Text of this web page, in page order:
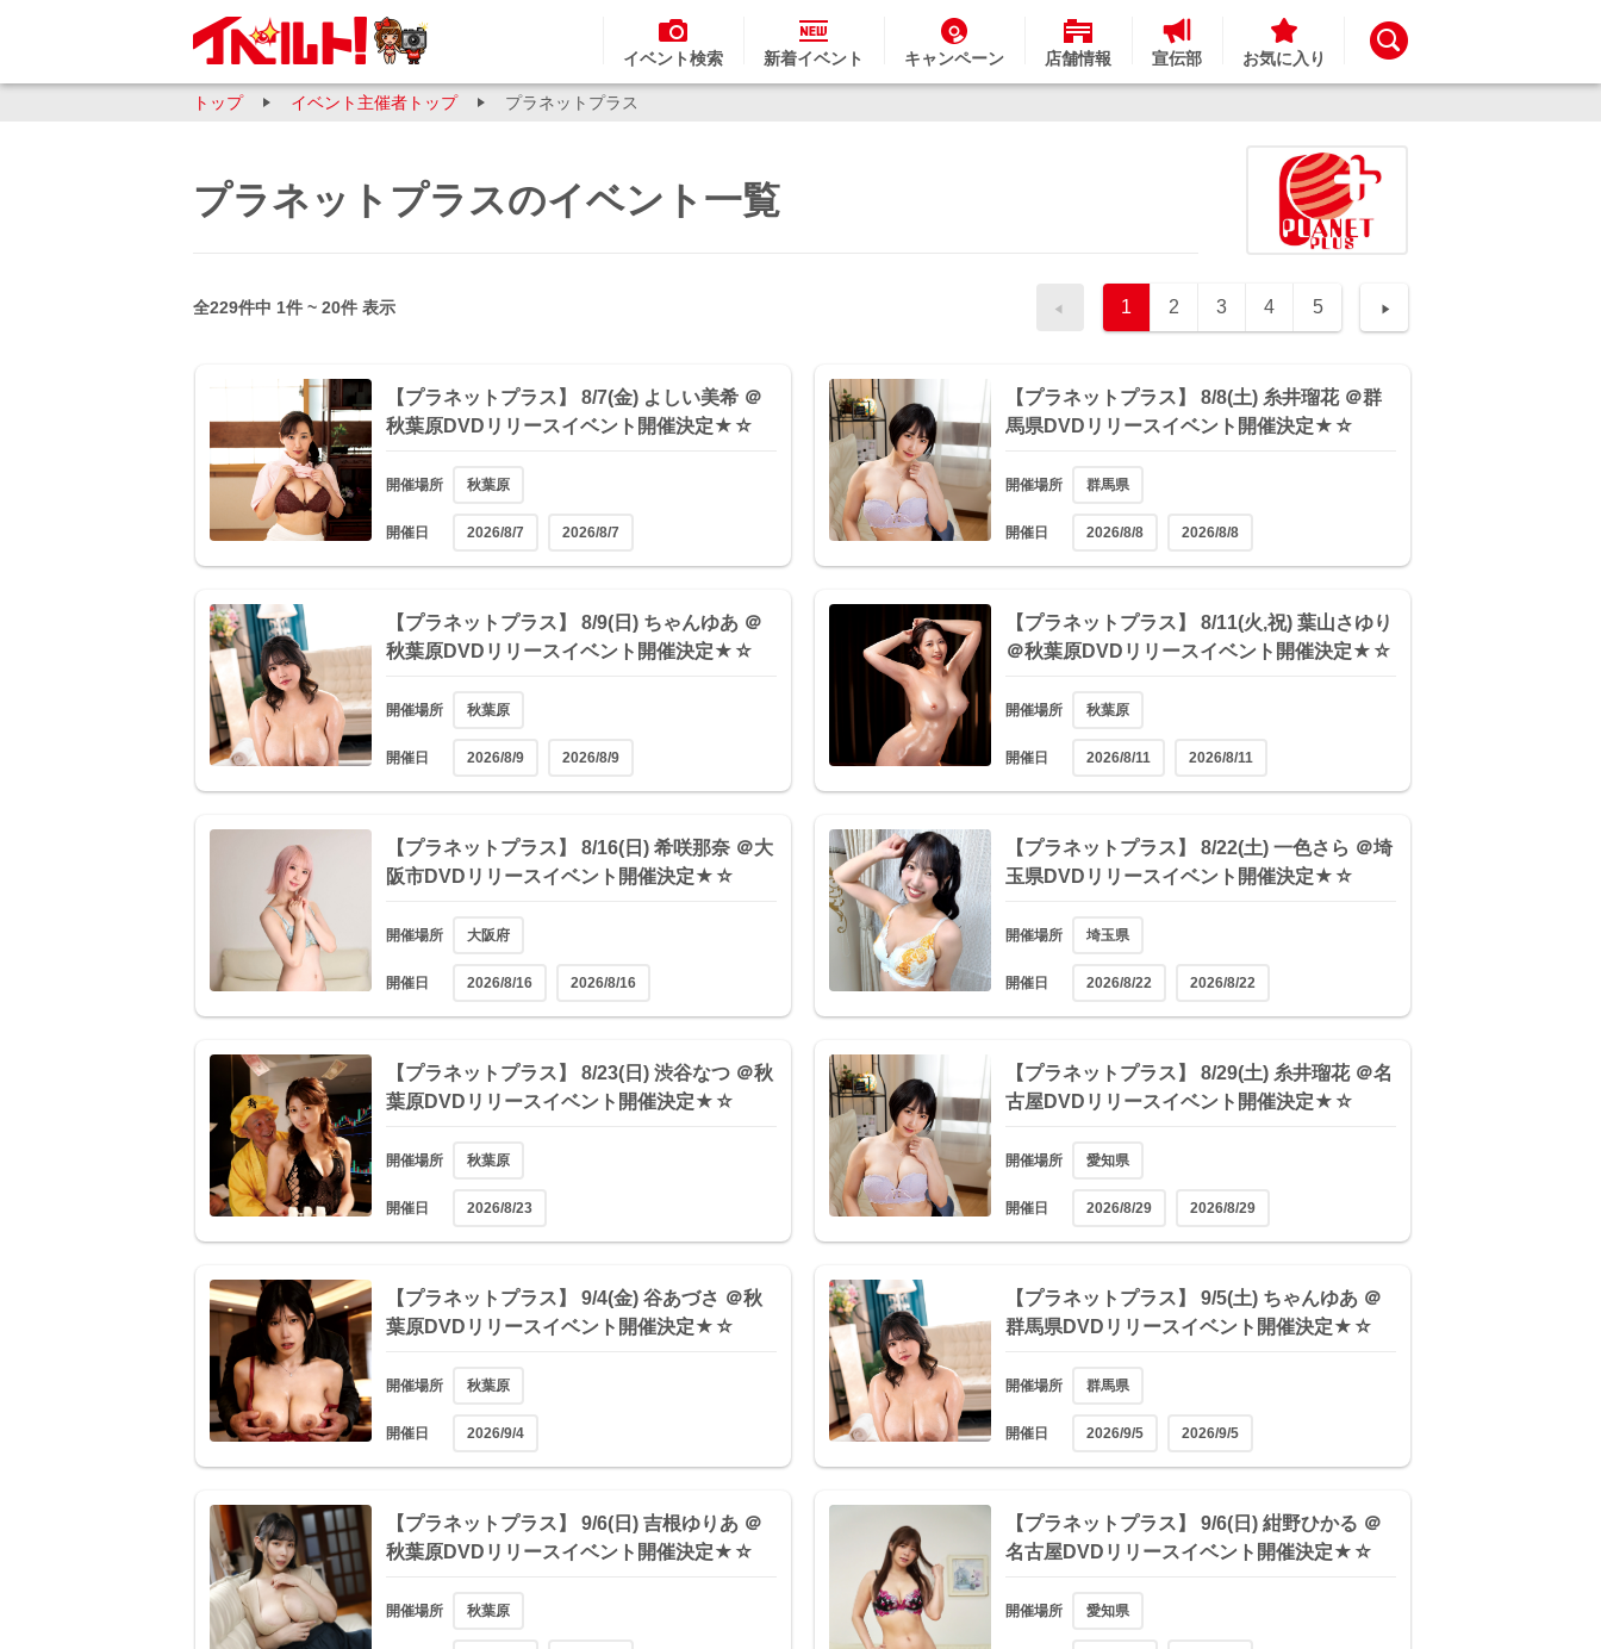
イベント検索 新着イベント キャンペーン 店舗情報 宣伝部 お気に入り
トップ イベント主催者トップ プラネットプラス
プラネットプラスのイベント一覧
全229件中 1件 ~ 20件 表示 1 2 3 4 5
【プラネットプラス】 8/7(金) よしい美希 ＠
秋葉原DVDリリースイベント開催決定★☆
開催場所 秋葉原
開催日 2026/8/7 2026/8/7
【プラネットプラス】 8/8(土) 糸井瑠花 ＠群
馬県DVDリリースイベント開催決定★☆
開催場所 群馬県
開催日 2026/8/8 2026/8/8
【プラネットプラス】 8/9(日) ちゃんゆあ ＠
秋葉原DVDリリースイベント開催決定★☆
開催場所 秋葉原
開催日 2026/8/9 2026/8/9
【プラネットプラス】 8/11(火,祝) 葉山さゆり
＠秋葉原DVDリリースイベント開催決定★☆
開催場所 秋葉原
開催日 2026/8/11 2026/8/11
【プラネットプラス】 8/16(日) 希咲那奈 ＠大
阪市DVDリリースイベント開催決定★☆
開催場所 大阪府
開催日 2026/8/16 2026/8/16
【プラネットプラス】 8/22(土) 一色さら ＠埼
玉県DVDリリースイベント開催決定★☆
開催場所 埼玉県
開催日 2026/8/22 2026/8/22
【プラネットプラス】 8/23(日) 渋谷なつ ＠秋
葉原DVDリリースイベント開催決定★☆
開催場所 秋葉原
開催日 2026/8/23
【プラネットプラス】 8/29(土) 糸井瑠花 ＠名
古屋DVDリリースイベント開催決定★☆
開催場所 愛知県
開催日 2026/8/29 2026/8/29
【プラネットプラス】 9/4(金) 谷あづさ ＠秋
葉原DVDリリースイベント開催決定★☆
開催場所 秋葉原
開催日 2026/9/4
【プラネットプラス】 9/5(土) ちゃんゆあ ＠
群馬県DVDリリースイベント開催決定★☆
開催場所 群馬県
開催日 2026/9/5 2026/9/5
【プラネットプラス】 9/6(日) 吉根ゆりあ ＠
秋葉原DVDリリースイベント開催決定★☆
開催場所 秋葉原
【プラネットプラス】 9/6(日) 紺野ひかる ＠
名古屋DVDリリースイベント開催決定★☆
開催場所 愛知県